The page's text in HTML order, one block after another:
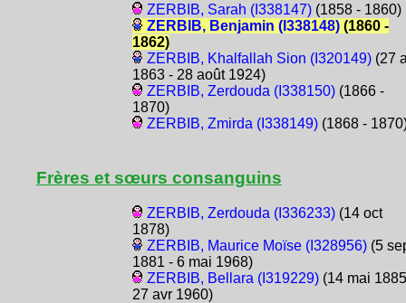
ZERBIB, Sarah (I338147)(1858 - 1860)
ZERBIB, Benjamin (I338148)(1860 -
1862)
ZERBIB, Khalfallah Sion (I320149)(27
1863 - 28 août 1924)
ZERBIB, Zerdouda (I338150)(1866 -
1870)
ZERBIB, Zmirda (I338149)(1868 -
Frères et sœurs consanguins
ZERBIB, Zerdouda (I336233)(14 oct
1878)
ZERBIB, Maurice Moïse (I328956)(5
1881 - 6 mai 1968)
ZERBIB, Bellara (I319229)(14 mai
27 avr 1960)